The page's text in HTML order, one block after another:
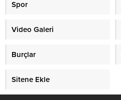
Spor
Video Galeri
Burçlar
Sitene Ekle